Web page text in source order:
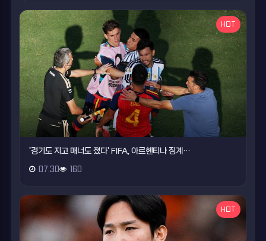
HOT
'경기도 지고 매너도 졌다' FIFA, 아르헨티나 징계…
07.30 160
HOT